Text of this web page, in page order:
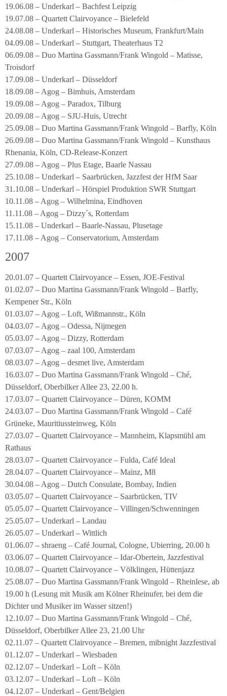
19.06.08 – Underkarl – Bachfest Leipzig
19.07.08 – Quartett Clairvoyance – Bielefeld
24.08.08 – Underkarl – Historisches Museum, Frankfurt/Main
04.09.08 – Underkarl – Stuttgart, Theaterhaus T2
06.09.08 – Duo Martina Gassmann/Frank Wingold – Matisse,
Troisdorf
17.09.08 – Underkarl – Düsseldorf
18.09.08 – Agog – Bimhuis, Amsterdam
19.09.08 – Agog – Paradox, Tilburg
20.09.08 – Agog – SJU-Huis, Utrecht
25.09.08 – Duo Martina Gassmann/Frank Wingold – Barfly, Köln
26.09.08 – Duo Martina Gassmann/Frank Wingold – Kunsthaus
Rhenania, Köln, CD-Release-Konzert
27.09.08 – Agog – Plus Etage, Baarle Nassau
25.10.08 – Underkarl – Saarbrücken, Jazzfest der HfM Saar
31.10.08 – Underkarl – Hörspiel Produktion SWR Stuttgart
10.11.08 – Agog – Wilhelmina, Eindhoven
11.11.08 – Agog – Dizzy´s, Rotterdam
15.11.08 – Underkarl – Baarle-Nassau, Plusetage
17.11.08 – Agog – Conservatorium, Amsterdam
2007
20.01.07 – Quartett Clairvoyance – Essen, JOE-Festival
01.02.07 – Duo Martina Gassmann/Frank Wingold – Barfly,
Kempener Str., Köln
01.03.07 – Agog – Loft, Wißmannstr., Köln
04.03.07 – Agog – Odessa, Nijmegen
05.03.07 – Agog – Dizzy, Rotterdam
07.03.07 – Agog – zaal 100, Amsterdam
08.03.07 – Agog – desmet live, Amsterdam
16.03.07 – Duo Martina Gassmann/Frank Wingold – Ché,
Düsseldorf, Oberbilker Allee 23, 22.00 h.
17.03.07 – Quartett Clairvoyance – Düren, KOMM
24.03.07 – Duo Martina Gassmann/Frank Wingold – Café
Grüneke, Mauritiussteinweg, Köln
27.03.07 – Quartett Clairvoyance – Mannheim, Klapsmühl am
Rathaus
28.03.07 – Quartett Clairvoyance – Fulda, Café Ideal
28.04.07 – Quartett Clairvoyance – Mainz, M8
30.04.08 – Agog – Dutch Consulate, Bombay, Indien
03.05.07 – Quartett Clairvoyance – Saarbrücken, TIV
05.05.07 – Quartett Clairvoyance – Villingen/Schwenningen
25.05.07 – Underkarl – Landau
26.05.07 – Underkarl – Wittlich
01.06.07 – shraeng – Café Journal, Cologne, Ubierring, 20.00 h
03.06.07 – Quartett Clairvoyance – Idar-Obertein, Jazzfestival
10.08.07 – Quartett Clairvoyance – Völklingen, Hüttenjazz
25.08.07 – Duo Martina Gassmann/Frank Wingold – Rheinlese, ab
19.00 h (Lesung mit Musik am Kölner Rheinufer, bei dem die
Dichter und Musiker im Wasser sitzen!)
12.10.07 – Duo Martina Gassmann/Frank Wingold – Ché,
Düsseldorf, Oberbilker Allee 23, 21.00 Uhr
02.11.07 – Quartett Clairvoyance – Bremen, mibnight Jazzfestival
01.12.07 – Underkarl – Wiesbaden
02.12.07 – Underkarl – Loft – Köln
03.12.07 – Underkarl – Loft – Köln
04.12.07 – Underkarl – Gent/Belgien